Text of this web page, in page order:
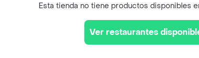
Esta tienda no tiene productos disponibles
Ver restaurantes